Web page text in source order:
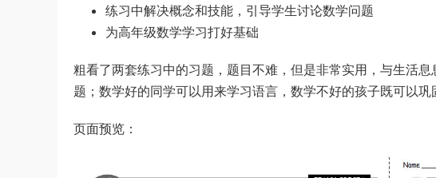
练习中解决概念和技能，引导学生讨论数学问题
为高年级数学学习打好基础
粗看了两套练习中的习题，题目不难，但是非常实用，与生活
题；数学好的同学可以用来学习语言，数学不好的孩子既可以巩
页面预览：